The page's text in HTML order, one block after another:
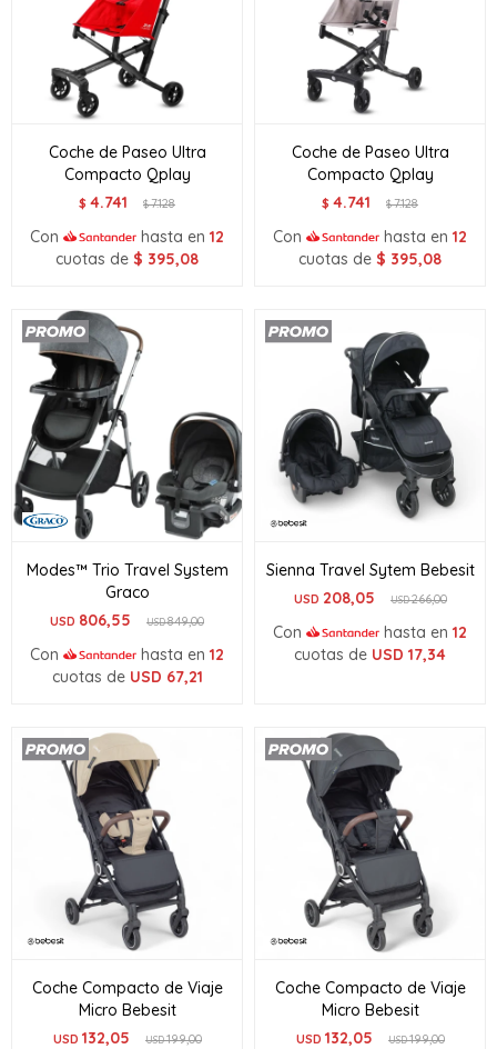
Coche de Paseo Ultra
Compacto Qplay
$ 4.741 $7.128
Con hasta en 12
cuotas de $ 395,08
Coche de Paseo Ultra
Compacto Qplay
$ 4.741 $7.128
Con hasta en 12
cuotas de $ 395,08
Modes™ Trio Travel System
Graco
USD 806,55 USD849,00
Con hasta en 12
cuotas de USD 67,21
Sienna Travel Sytem Bebesit
USD 208,05 USD266,00
Con hasta en 12
cuotas de USD 17,34
Coche Compacto de Viaje
Micro Bebesit
USD 132,05 USD199,00
Coche Compacto de Viaje
Micro Bebesit
USD 132,05 USD199,00